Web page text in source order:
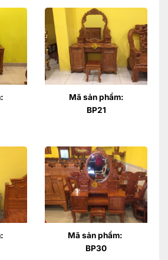
Mã sản phẩm:
BP21
Mã sản phẩm:
BP30